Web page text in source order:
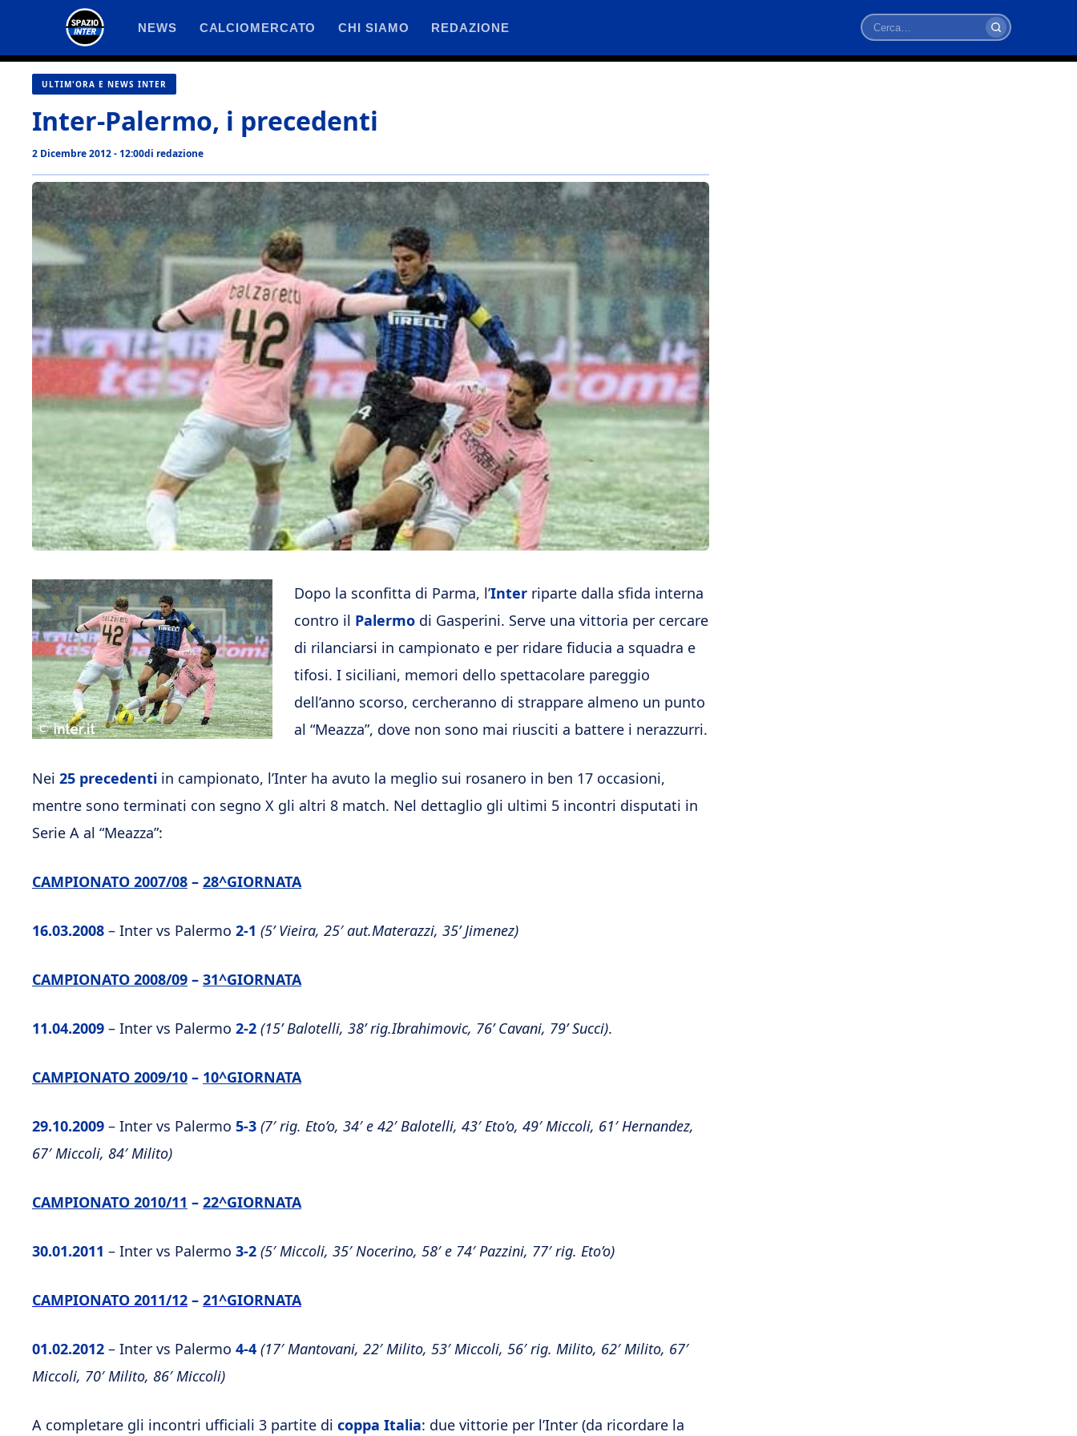
contenuto
NEWS CALCIOMERCATO CHI SIAMO REDAZIONE
Cerca
ULTIM'ORA E NEWS INTER
Inter-Palermo, i precedenti
2 Dicembre 2012 - 12:00di redazione
Dopo la sconfitta di Parma, l’Inter riparte dalla sfida interna
contro il Palermo di Gasperini. Serve una vittoria per cercare
di rilanciarsi in campionato e per ridare fiducia a squadra e
tifosi. I siciliani, memori dello spettacolare pareggio
dell’anno scorso, cercheranno di strappare almeno un punto
al “Meazza”, dove non sono mai riusciti a battere i nerazzurri.
Nei 25 precedenti in campionato, l’Inter ha avuto la meglio sui rosanero in ben 17 occasioni,
mentre sono terminati con segno X gli altri 8 match. Nel dettaglio gli ultimi 5 incontri disputati in
Serie A al “Meazza”:
CAMPIONATO 2007/08 – 28^GIORNATA
16.03.2008 – Inter vs Palermo 2-1 (5’ Vieira, 25′ aut.Materazzi, 35’ Jimenez)
CAMPIONATO 2008/09 – 31^GIORNATA
11.04.2009 – Inter vs Palermo 2-2 (15’ Balotelli, 38’ rig.Ibrahimovic, 76’ Cavani, 79’ Succi).
CAMPIONATO 2009/10 – 10^GIORNATA
29.10.2009 – Inter vs Palermo 5-3 (7′ rig. Eto’o, 34′ e 42′ Balotelli, 43′ Eto’o, 49′ Miccoli, 61′ Hernandez,
67′ Miccoli, 84′ Milito)
CAMPIONATO 2010/11 – 22^GIORNATA
30.01.2011 – Inter vs Palermo 3-2 (5′ Miccoli, 35′ Nocerino, 58′ e 74′ Pazzini, 77′ rig. Eto’o)
CAMPIONATO 2011/12 – 21^GIORNATA
01.02.2012 – Inter vs Palermo 4-4 (17′ Mantovani, 22′ Milito, 53′ Miccoli, 56′ rig. Milito, 62′ Milito, 67′
Miccoli, 70′ Milito, 86′ Miccoli)
A completare gli incontri ufficiali 3 partite di coppa Italia: due vittorie per l’Inter (da ricordare la